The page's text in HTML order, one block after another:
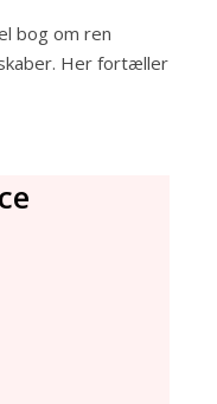
bog om ren
Her fortæller